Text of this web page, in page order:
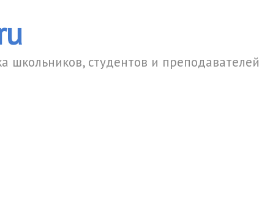
студентов и преподавателей